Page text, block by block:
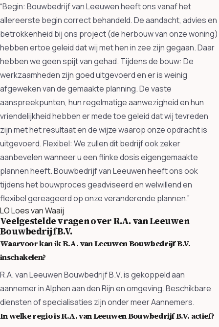
“Begin: Bouwbedrijf van Leeuwen heeft ons vanaf het
allereerste begin correct behandeld. De aandacht, advies en
betrokkenheid bij ons project (de herbouw van onze woning)
hebben ertoe geleid dat wij met hen in zee zijn gegaan. Daar
hebben we geen spijt van gehad. Tijdens de bouw: De
werkzaamheden zijn goed uitgevoerd en er is weinig
afgeweken van de gemaakte planning. De vaste
aanspreekpunten, hun regelmatige aanwezigheid en hun
vriendelijkheid hebben er mede toe geleid dat wij tevreden
zijn met het resultaat en de wijze waarop onze opdracht is
uitgevoerd. Flexibel: We zullen dit bedrijf ook zeker
aanbevelen wanneer u een flinke dosis eigengemaakte
plannen heeft. Bouwbedrijf van Leeuwen heeft ons ook
tijdens het bouwproces geadviseerd en welwillend en
flexibel gereageerd op onze veranderende plannen.”
LOLoes van Waaij
Veelgestelde vragen over R.A. van Leeuwen
Bouwbedrijf B.V.
Waarvoor kan ik R.A. van Leeuwen Bouwbedrijf B.V.
inschakelen?
R.A. van Leeuwen Bouwbedrijf B.V. is gekoppeld aan
aannemer in Alphen aan den Rijn en omgeving. Beschikbare
diensten of specialisaties zijn onder meer Aannemers.
In welke regio is R.A. van Leeuwen Bouwbedrijf B.V. actief?